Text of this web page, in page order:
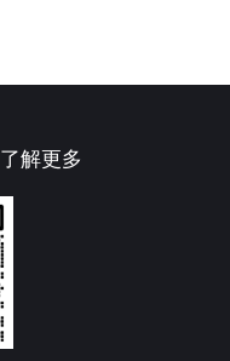
解更多